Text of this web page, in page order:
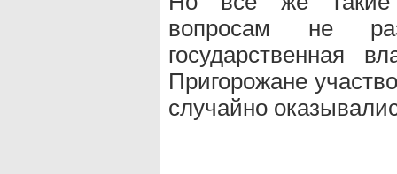
вопросам не
государственная
Пригорожане
случайно